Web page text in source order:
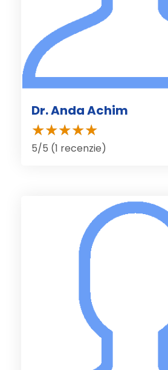
Dr. Anda Achim
5/5 (1 recenzie)